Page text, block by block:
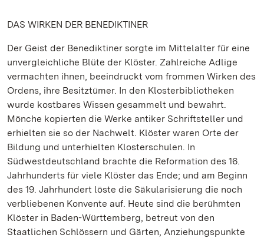
DAS WIRKEN DER BENEDIKTINER
Der Geist der Benediktiner sorgte im Mittelalter für eine
unvergleichliche Blüte der Klöster. Zahlreiche Adlige
vermachten ihnen, beeindruckt vom frommen Wirken des
Ordens, ihre Besitztümer. In den Klosterbibliotheken
wurde kostbares Wissen gesammelt und bewahrt.
Mönche kopierten die Werke antiker Schriftsteller und
erhielten sie so der Nachwelt. Klöster waren Orte der
Bildung und unterhielten Klosterschulen. In
Südwestdeutschland brachte die Reformation des 16.
Jahrhunderts für viele Klöster das Ende; und am Beginn
des 19. Jahrhundert löste die Säkularisierung die noch
verbliebenen Konvente auf. Heute sind die berühmten
Klöster in Baden-Württemberg, betreut von den
Staatlichen Schlössern und Gärten, Anziehungspunkte